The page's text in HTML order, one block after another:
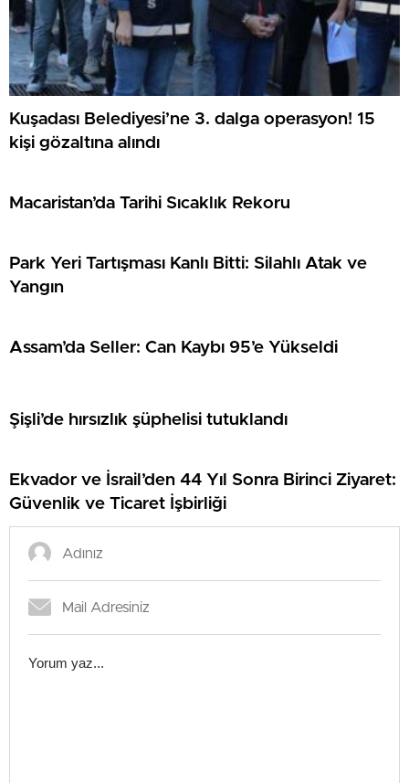
Kuşadası Belediyesi’ne 3. dalga operasyon! 15
kişi gözaltına alındı
Macaristan’da Tarihi Sıcaklık Rekoru
Park Yeri Tartışması Kanlı Bitti: Silahlı Atak ve
Yangın
Assam’da Seller: Can Kaybı 95’e Yükseldi
Şişli’de hırsızlık şüphelisi tutuklandı
Ekvador ve İsrail’den 44 Yıl Sonra Birinci Ziyaret:
Güvenlik ve Ticaret İşbirliği